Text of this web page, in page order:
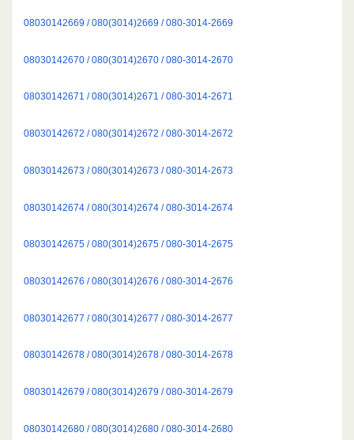
08030142669 / 080(3014)2669 / 080-3014-2669
08030142670 / 080(3014)2670 / 080-3014-2670
08030142671 / 080(3014)2671 / 080-3014-2671
08030142672 / 080(3014)2672 / 080-3014-2672
08030142673 / 080(3014)2673 / 080-3014-2673
08030142674 / 080(3014)2674 / 080-3014-2674
08030142675 / 080(3014)2675 / 080-3014-2675
08030142676 / 080(3014)2676 / 080-3014-2676
08030142677 / 080(3014)2677 / 080-3014-2677
08030142678 / 080(3014)2678 / 080-3014-2678
08030142679 / 080(3014)2679 / 080-3014-2679
08030142680 / 080(3014)2680 / 080-3014-2680